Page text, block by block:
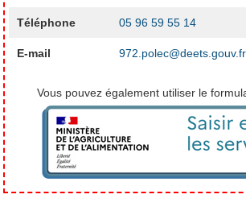
Téléphone 05 96 59 55 14
E-mail 972.polec@deets.gouv.fr
Vous pouvez également utiliser le